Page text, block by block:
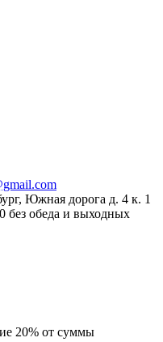
Южная дорога д. 4 к. 1
без обеда и выходных
20% от суммы